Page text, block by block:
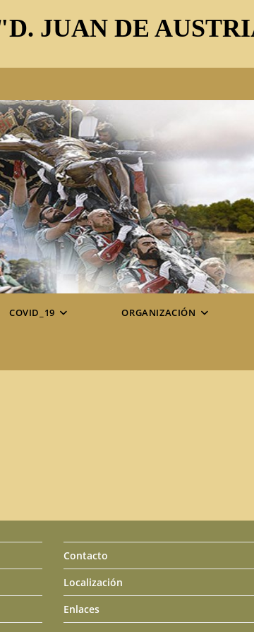
JUAN DE
COVID_19 ORGANIZACIÓN
Contacto
Localización
Enlaces